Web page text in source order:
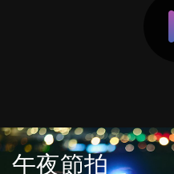
午夜節拍